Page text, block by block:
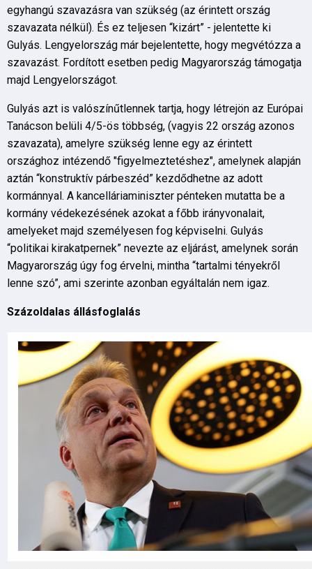
egyhangú szavazásra van szükség (az érintett ország
szavazata nélkül). És ez teljesen “kizárt” - jelentette ki
Gulyás. Lengyelország már bejelentette, hogy megvétózza a
szavazást. Fordított esetben pedig Magyarország támogatja
majd Lengyelországot.
Gulyás azt is valószínűtlennek tartja, hogy létrejön az Európai
Tanácson belüli 4/5-ös többség, (vagyis 22 ország azonos
szavazata), amelyre szükség lenne egy az érintett
országhoz intézendő "figyelmeztetéshez", amelynek alapján
aztán “konstruktív párbeszéd” kezdődhetne az adott
kormánnyal. A kancelláriaminiszter pénteken mutatta be a
kormány védekezésének azokat a főbb irányvonalait,
amelyeket majd személyesen fog képviselni. Gulyás
“politikai kirakatpernek” nevezte az eljárást, amelynek során
Magyarország úgy fog érvelni, mintha “tartalmi tényekről
lenne szó”, ami szerinte azonban egyáltalán nem igaz.
Százoldalas állásfoglalás